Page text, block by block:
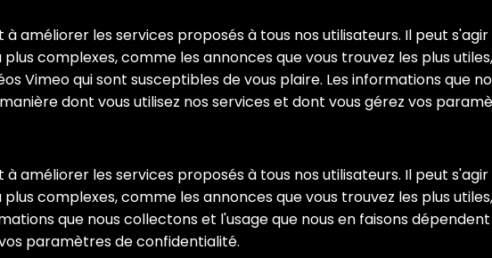
améliorer les services proposés à tous nos utilisateurs. Il peut
complexes, comme les annonces que vous trouvez les plus
Vimeo qui sont susceptibles de vous plaire. Les informations que
dont vous utilisez nos services et dont vous gérez vos
améliorer les services proposés à tous nos utilisateurs. Il peut
complexes, comme les annonces que vous trouvez les plus
que nous collectons et l'usage que nous en faisons
paramètres de confidentialité.